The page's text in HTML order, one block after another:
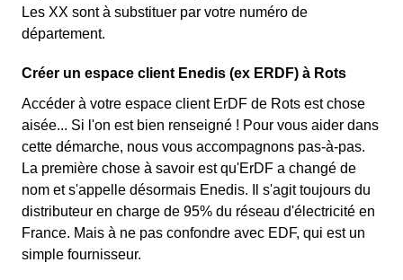
Les XX sont à substituer par votre numéro de
département.
Créer un espace client Enedis (ex ERDF) à Rots
Accéder à votre espace client ErDF de Rots est chose
aisée... Si l'on est bien renseigné ! Pour vous aider dans
cette démarche, nous vous accompagnons pas-à-pas.
La première chose à savoir est qu'ErDF a changé de
nom et s'appelle désormais Enedis. Il s'agit toujours du
distributeur en charge de 95% du réseau d'électricité en
France. Mais à ne pas confondre avec EDF, qui est un
simple fournisseur.